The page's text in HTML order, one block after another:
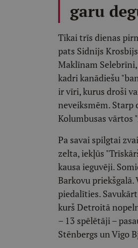
garu
Tikai trīs dienas
pats Sidnijs
Maklīnam
kadri kanādiešu
ir vīri, kurus droši
neveiksmēm. Starp
Kolumbusas vārtos
Pa savai spilgtai
zelta, iekļūs
kausa ieguvēji.
Barkovu
piedalīties.
kurš Detroitā
– 13 spēlētāji –
Stēnbergs un Vigo